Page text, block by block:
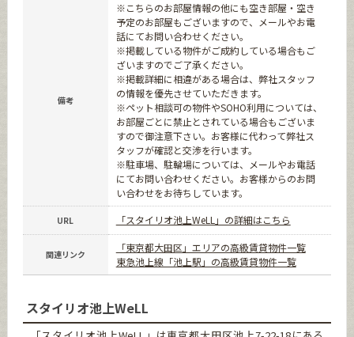
備考
※こちらのお部屋情報の他にも空き部屋・空き
予定のお部屋もございますので、メールやお電
話にてお問い合わせください。
※掲載している物件がご成約している場合もご
ざいますのでご了承ください。
※掲載詳細に相違がある場合は、弊社スタッフ
の情報を優先させていただきます。
※ペット相談可の物件やSOHO利用については、
お部屋ごとに禁止とされている場合もございま
すので御注意下さい。お客様に代わって弊社ス
タッフが確認と交渉を行います。
※駐車場、駐輪場については、メールやお電話
にてお問い合わせください。お客様からのお問
い合わせをお待ちしています。
URL 「スタイリオ池上WeLL」の詳細はこちら
関連リンク
「東京都大田区」エリアの高級賃貸物件一覧
東急池上線「池上駅」の高級賃貸物件一覧
スタイリオ池上WeLL